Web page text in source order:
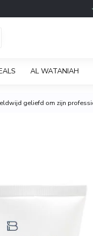
AL WATANIAH
geliefd om zijn